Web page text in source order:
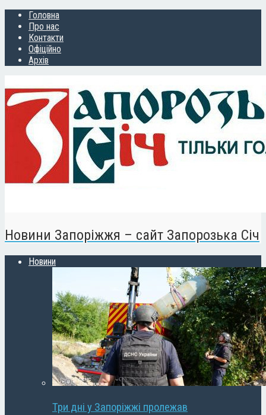
Головна
Про нас
Контакти
Офіційно
Архів
Новини Запоріжжя – сайт Запорозька Січ
Новини
Три дні у Запоріжжі пролежав